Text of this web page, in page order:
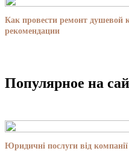
Как провести ремонт душевой
рекомендации
Популярное на
Юридичні послуги від